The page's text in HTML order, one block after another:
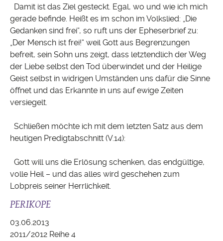
Damit ist das Ziel gesteckt. Egal, wo und wie ich mich
gerade befinde. Heißt es im schon im Volkslied: „Die
Gedanken sind frei“, so ruft uns der Epheserbrief zu:
„Der Mensch ist frei!“ weil Gott aus Begrenzungen
befreit, sein Sohn uns zeigt, dass letztendlich der Weg
der Liebe selbst den Tod überwindet und der Heilige
Geist selbst in widrigen Umständen uns dafür die Sinne
öffnet und das Erkannte in uns auf ewige Zeiten
versiegelt.
Schließen möchte ich mit dem letzten Satz aus dem
heutigen Predigtabschnitt (V.14):
Gott will uns die Erlösung schenken, das endgültige,
volle Heil – und das alles wird geschehen zum
Lobpreis seiner Herrlichkeit.
PERIKOPE
03.06.2013
2011/2012 Reihe 4